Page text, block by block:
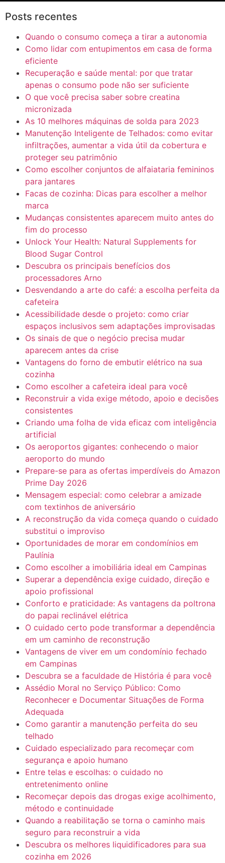
Posts recentes
Quando o consumo começa a tirar a autonomia
Como lidar com entupimentos em casa de forma
eficiente
Recuperação e saúde mental: por que tratar
apenas o consumo pode não ser suficiente
O que você precisa saber sobre creatina
micronizada
As 10 melhores máquinas de solda para 2023
Manutenção Inteligente de Telhados: como evitar
infiltrações, aumentar a vida útil da cobertura e
proteger seu patrimônio
Como escolher conjuntos de alfaiataria femininos
para jantares
Facas de cozinha: Dicas para escolher a melhor
marca
Mudanças consistentes aparecem muito antes do
fim do processo
Unlock Your Health: Natural Supplements for
Blood Sugar Control
Descubra os principais benefícios dos
processadores Arno
Desvendando a arte do café: a escolha perfeita da
cafeteira
Acessibilidade desde o projeto: como criar
espaços inclusivos sem adaptações improvisadas
Os sinais de que o negócio precisa mudar
aparecem antes da crise
Vantagens do forno de embutir elétrico na sua
cozinha
Como escolher a cafeteira ideal para você
Reconstruir a vida exige método, apoio e decisões
consistentes
Criando uma folha de vida eficaz com inteligência
artificial
Os aeroportos gigantes: conhecendo o maior
aeroporto do mundo
Prepare-se para as ofertas imperdíveis do Amazon
Prime Day 2026
Mensagem especial: como celebrar a amizade
com textinhos de aniversário
A reconstrução da vida começa quando o cuidado
substitui o improviso
Oportunidades de morar em condomínios em
Paulínia
Como escolher a imobiliária ideal em Campinas
Superar a dependência exige cuidado, direção e
apoio profissional
Conforto e praticidade: As vantagens da poltrona
do papai reclinável elétrica
O cuidado certo pode transformar a dependência
em um caminho de reconstrução
Vantagens de viver em um condomínio fechado
em Campinas
Descubra se a faculdade de História é para você
Assédio Moral no Serviço Público: Como
Reconhecer e Documentar Situações de Forma
Adequada
Como garantir a manutenção perfeita do seu
telhado
Cuidado especializado para recomeçar com
segurança e apoio humano
Entre telas e escolhas: o cuidado no
entretenimento online
Recomeçar depois das drogas exige acolhimento,
método e continuidade
Quando a reabilitação se torna o caminho mais
seguro para reconstruir a vida
Descubra os melhores liquidificadores para sua
cozinha em 2026